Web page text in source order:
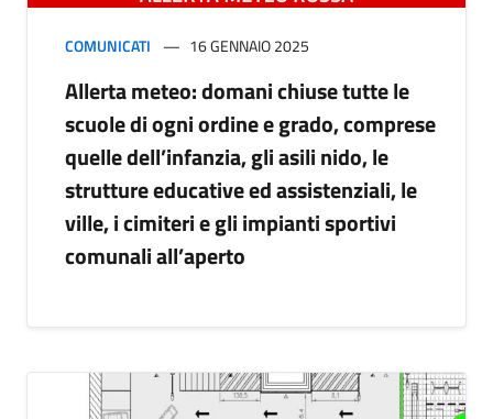
COMUNICATI 16 GENNAIO 2025
Allerta meteo: domani chiuse tutte le
scuole di ogni ordine e grado, comprese
quelle dell’infanzia, gli asili nido, le
strutture educative ed assistenziali, le
ville, i cimiteri e gli impianti sportivi
comunali all’aperto